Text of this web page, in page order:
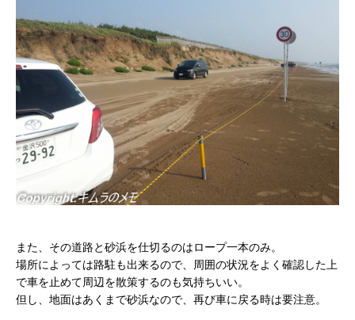
また、その道路と砂浜を仕切るのはロープ一本のみ。
場所によっては路駐も出来るので、周囲の状況をよく確認した上
で車を止めて周辺を散策するのも気持ちいい。
但し、地面はあくまで砂浜なので、再び車に戻る時は要注意。